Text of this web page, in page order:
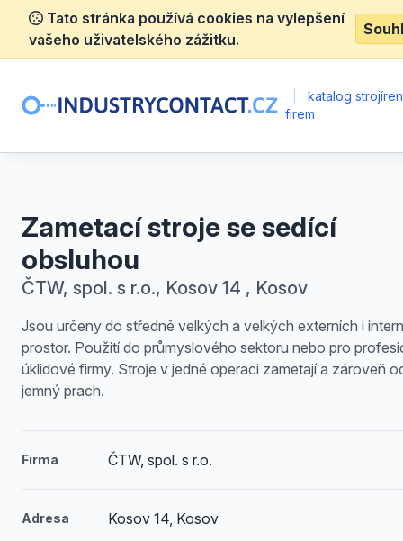
Tato stránka používá cookies na vylepšení
vašeho uživatelského zážitku.
katalog
firem
Zametací stroje se sedící
obsluhou
ČTW, spol. s r.o., Kosov 14 , Kosov
Jsou určeny do středně velkých a velkých externích i
prostor. Použití do průmyslového sektoru nebo pro
úklidové firmy. Stroje v jedné operaci zametají a zároveň
jemný prach.
Firma ČTW, spol. s r.o.
Adresa Kosov 14, Kosov